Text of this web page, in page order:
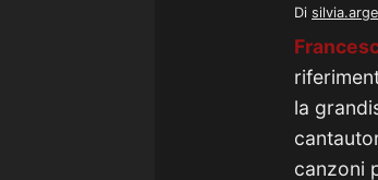
Di
la
canzoni